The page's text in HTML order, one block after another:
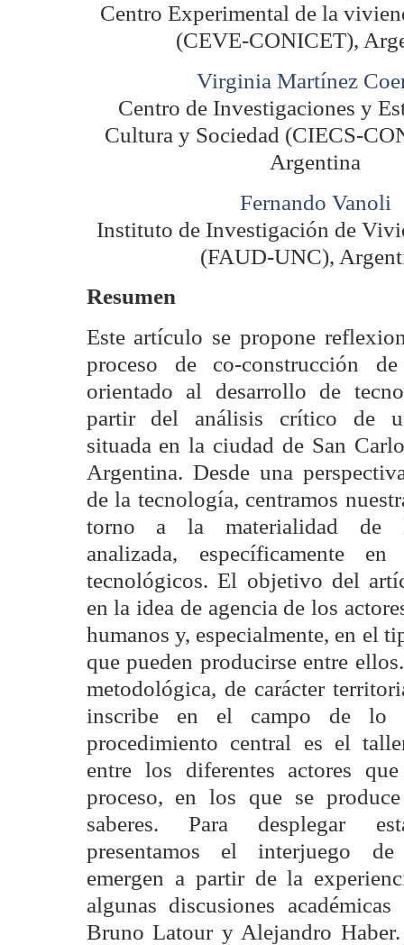
Centro Experimental de la
(CEVE-CONICET),
Virginia Martínez
Centro de Investigaciones y
Cultura y Sociedad (CIECS-
Argentina
Fernando Vanoli
Instituto de Investigación de
(FAUD-UNC),
Resumen
Este artículo se propone
proceso de co-construcción
orientado al desarrollo de
partir del análisis crítico de
situada en la ciudad de San
Argentina. Desde una
de la tecnología, centramos
torno a la materialidad de
analizada, específicamente
tecnológicos. El objetivo del
en la idea de agencia de los
humanos y, especialmente, en el
que pueden producirse entre
metodológica, de carácter
inscribe en el campo de lo
procedimiento central es el
entre los diferentes actores
proceso, en los que se
saberes. Para desplegar
presentamos el interjuego
emergen a partir de la
algunas discusiones
Bruno Latour y Alejandro